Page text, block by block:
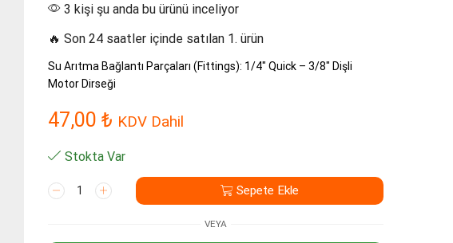
3 kişi şu anda bu ürünü inceliyor
🔥 Son 24 saatler içinde satılan 1. ürün
Su Arıtma Bağlantı Parçaları (Fittings): 1/4″ Quick – 3/8″ Dişli
Motor Dirseği
47,00 ₺ KDV Dahil
Stokta Var
Motor
Dirseği
Sepete Ekle
VEYA